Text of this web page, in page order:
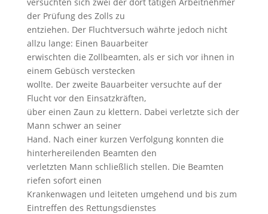
der Prüfung des Zolls zu
entziehen. Der Fluchtversuch währte jedoch nicht
allzu lange: Einen Bauarbeiter
erwischten die Zollbeamten, als er sich vor ihnen in
einem Gebüsch verstecken
wollte. Der zweite Bauarbeiter versuchte auf der
Flucht vor den Einsatzkräften,
über einen Zaun zu klettern. Dabei verletzte sich der
Mann schwer an seiner
Hand. Nach einer kurzen Verfolgung konnten die
hinterhereilenden Beamten den
verletzten Mann schließlich stellen. Die Beamten
riefen sofort einen
Krankenwagen und leiteten umgehend und bis zum
Eintreffen des Rettungsdienstes